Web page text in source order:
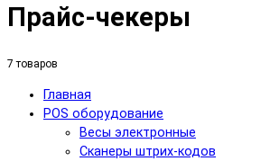
Прайс-чекеры
7 товаров
Главная
POS оборудование
Весы электронные
Сканеры штрих-кодов